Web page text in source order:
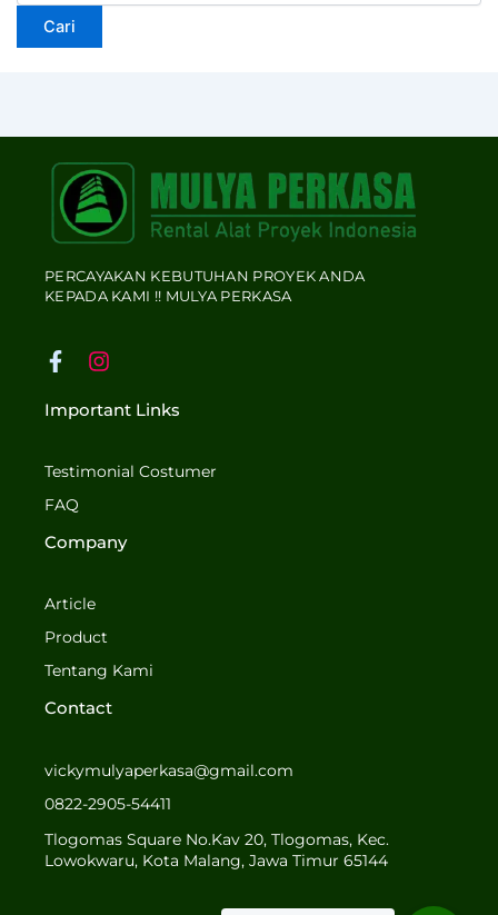
PERCAYAKAN KEBUTUHAN PROYEK ANDA
KEPADA KAMI !! MULYA PERKASA
F
c
o
o
k
-
I
s
g
m
Important Links
Testimonial Costumer
FAQ
Company
Article
Product
Tentang Kami
Contact
vickymulyaperkasa@gmail.com
0822-2905-54411
Tlogomas Square No.Kav 20, Tlogomas, Kec.
Lowokwaru, Kota Malang, Jawa Timur 65144